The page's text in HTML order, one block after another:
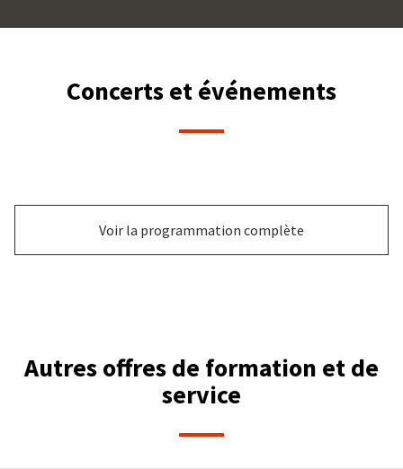
Concerts et événements
Voir la programmation complète
Autres offres de formation et de
service